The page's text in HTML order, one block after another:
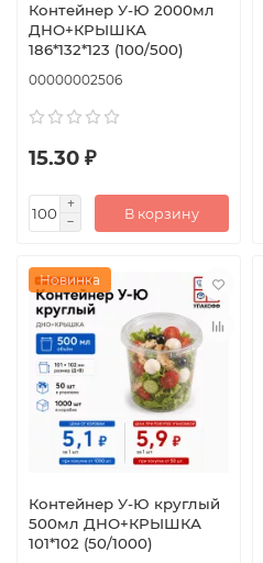
Контейнер У-Ю 2000мл
ДНО+КРЫШКА
186*132*123 (100/500)
00000002506
15.30 ₽
В корзину
Новинка
Контейнер У-Ю круглый
500мл ДНО+КРЫШКА
101*102 (50/1000)